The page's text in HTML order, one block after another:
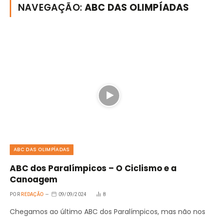
NAVEGAÇÃO:ABC DAS OLIMPÍADAS
ABC DAS OLIMPÍADAS
ABC dos Paralímpicos – O Ciclismo e a
Canoagem
POR REDAÇÃO 09/09/2024 8
Chegamos ao último ABC dos Paralímpicos, mas não nos